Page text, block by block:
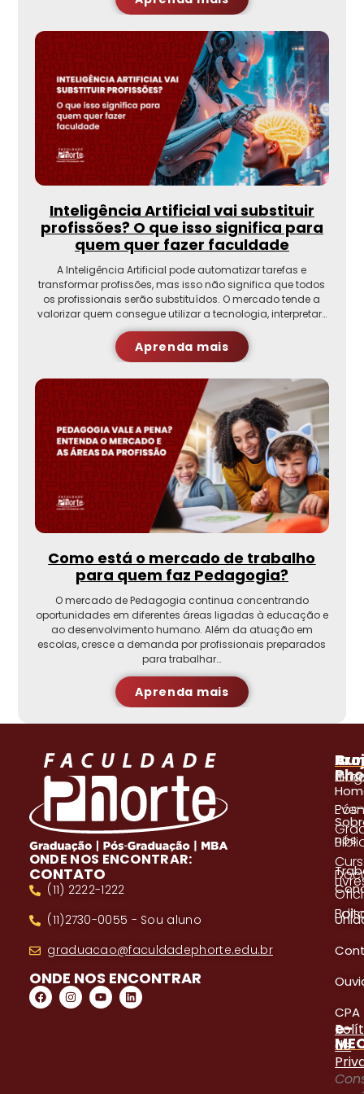
Inteligência Artificial vai substituir
profissões? O que isso significa para
quem quer fazer faculdade
A Inteligência Artificial pode automatizar tarefas e
transformar profissões, mas isso não significa que todos
os profissionais serão substituídos. O mercado tende a
valorizar quem consegue utilizar a tecnologia, interpretar…
Aprenda mais
Como está o mercado de trabalho
para quem faz Pedagogia?
O mercado de Pedagogia continua concentrando
oportunidades em diferentes áreas ligadas à educação e
ao desenvolvimento humano. Além da atuação em
escolas, cresce a demanda por profissionais preparados
para trabalhar…
Aprenda mais
ONDE NOS ENCONTRAR:
CONTATO
(11) 2222-1222
(11)2730-0055 - Sou aluno
graduacao@faculdadephorte.edu.br
ONDE NOS ENCONTRAR
A
nós
CPA
Pós-
e-
de